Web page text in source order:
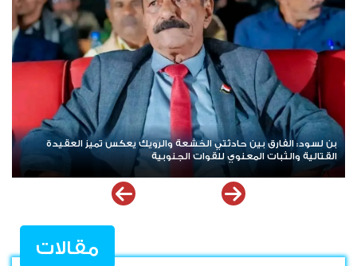
هاني بن بريك: المجلس الانتقالي لا يختزل الجنوب.. وتوحيد الصف
للوصول لاستعادة الدولة أولوية تفرضها الحكمة
مقالات